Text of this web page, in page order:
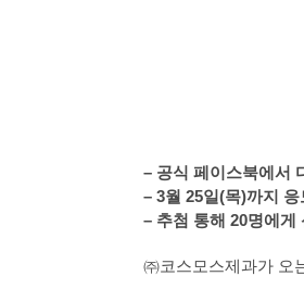
– 공식 페이스북에서
– 3월 25일(목)까지 응
– 추첨 통해 20명에게
㈜코스모스제과가 오